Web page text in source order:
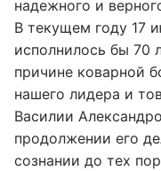
надежного и
В текущем году 17
исполнилось бы 70
причине коварной
нашего лидера и
Василии
продолжении его
сознании до тех